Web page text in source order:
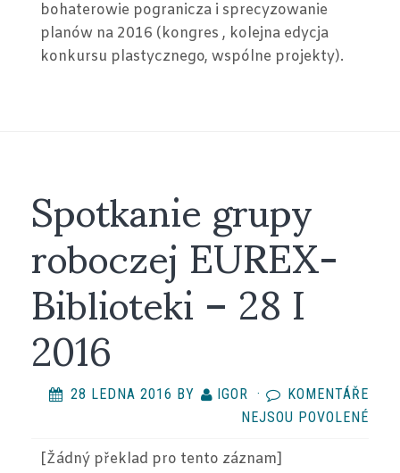
bohaterowie pogranicza i sprecyzowanie
planów na 2016 (kongres , kolejna edycja
konkursu plastycznego, wspólne projekty).
Spotkanie grupy
roboczej EUREX-
Biblioteki – 28 I
201628 LEDNA 2016 BY IGOR ·
KOMENTÁŘE
NEJSOU POVOLENÉ
[Žádný překlad pro tento záznam]